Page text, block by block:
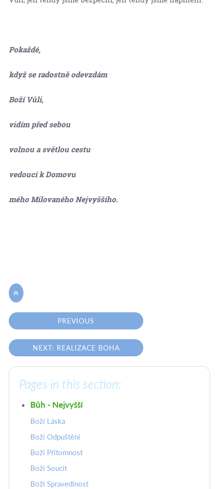
Pokaždé,
když se radostně odevzdám
Boží Vůli,
vidím před sebou
volnou a světlou cestu
vedoucí k Domovu
mého Milovaného Nejvyššího.

PREVIOUS
NEXT: REALIZACE BOHA
Pages in this section:
Bůh - Nejvyšší
Boží Láska
Boží Odpuštění
Boží Přítomnost
Boží Soucit
Boží Spravedlnost